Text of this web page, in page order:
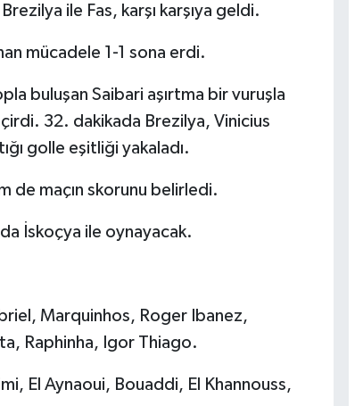
ile Fas, karşı karşıya geldi.
mücadele 1-1 sona erdi.
buluşan Saibari aşırtma bir vuruşla
32. dakikada Brezilya, Vinicius
golle eşitliği yakaladı.
de maçın skorunu belirledi.
İskoçya ile oynayacak.
Marquinhos, Roger Ibanez,
Raphinha, Igor Thiago.
El Aynaoui, Bouaddi, El Khannouss,